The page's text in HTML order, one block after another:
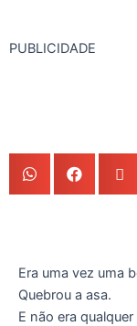
PUBLICIDADE
Era uma vez uma
Quebrou a asa.
E não era qualquer